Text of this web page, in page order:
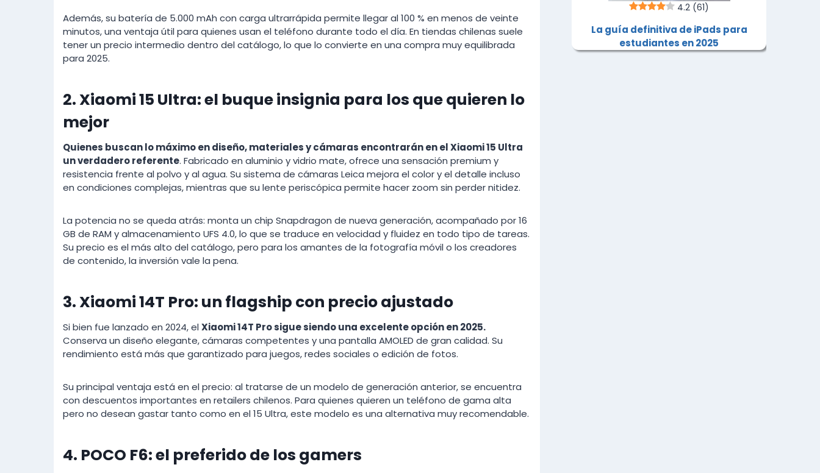
Además, su batería de 5.000 mAh con carga ultrarrápida permite llegar al 100 % en menos de veinte
minutos, una ventaja útil para quienes usan el teléfono durante todo el día. En tiendas chilenas suele
tener un precio intermedio dentro del catálogo, lo que lo convierte en una compra muy equilibrada
para 2025.
2. Xiaomi 15 Ultra: el buque insignia para los que quieren lo
mejor
Quienes buscan lo máximo en diseño, materiales y cámaras encontrarán en el Xiaomi 15 Ultra
un verdadero referente. Fabricado en aluminio y vidrio mate, ofrece una sensación premium y
resistencia frente al polvo y al agua. Su sistema de cámaras Leica mejora el color y el detalle incluso
en condiciones complejas, mientras que su lente periscópica permite hacer zoom sin perder nitidez.
La potencia no se queda atrás: monta un chip Snapdragon de nueva generación, acompañado por 16
GB de RAM y almacenamiento UFS 4.0, lo que se traduce en velocidad y fluidez en todo tipo de tareas.
Su precio es el más alto del catálogo, pero para los amantes de la fotografía móvil o los creadores
de contenido, la inversión vale la pena.
3. Xiaomi 14T Pro: un flagship con precio ajustado
Si bien fue lanzado en 2024, el Xiaomi 14T Pro sigue siendo una excelente opción en 2025.
Conserva un diseño elegante, cámaras competentes y una pantalla AMOLED de gran calidad. Su
rendimiento está más que garantizado para juegos, redes sociales o edición de fotos.
Su principal ventaja está en el precio: al tratarse de un modelo de generación anterior, se encuentra
con descuentos importantes en retailers chilenos. Para quienes quieren un teléfono de gama alta
pero no desean gastar tanto como en el 15 Ultra, este modelo es una alternativa muy recomendable.
4. POCO F6: el preferido de los gamers
4.2 (61)
La guía definitiva de iPads para
estudiantes en 2025